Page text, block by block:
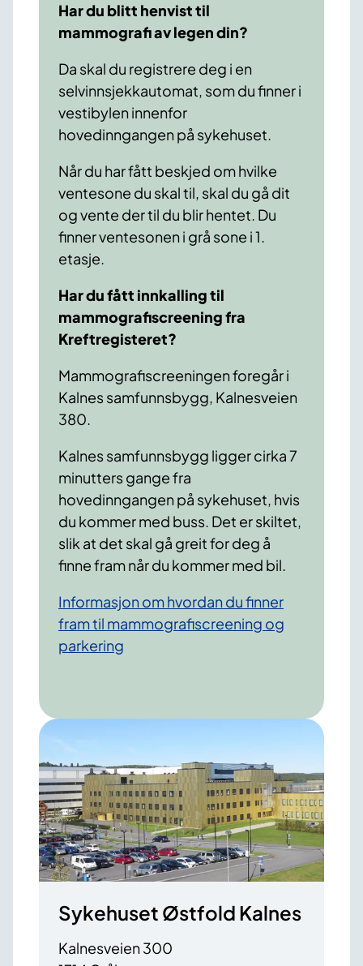
Har du blitt henvist til
mammografi av legen din?
Da skal du registrere deg i en
selvinnsjekkautomat, som du finner i
vestibylen innenfor
hovedinngangen på sykehuset.
Når du har fått beskjed om hvilke
ventesone du skal til, skal du gå dit
og vente der til du blir hentet. Du
finner ventesonen i grå sone i 1.
etasje.
Har du fått innkalling til
mammografiscreening fra
Kreftregisteret?
Mammografiscreeningen foregår i
Kalnes samfunnsbygg, Kalnesveien
380.
Kalnes samfunnsbygg ligger cirka 7
minutters gange fra
hovedinngangen på sykehuset, hvis
du kommer med buss. Det er skiltet,
slik at det skal gå greit for deg å
finne fram når du kommer med bil.
Informasjon om hvordan du finner
fram til mammografiscreening og
parkering
Sykehuset Østfold Kalnes
Kalnesveien 300